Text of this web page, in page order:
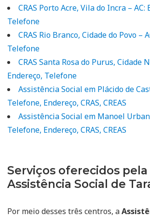
CRAS Porto Acre, Vila do Incra – AC:
Telefone
CRAS Rio Branco, Cidade do Povo –
Telefone
CRAS Santa Rosa do Purus, Cidade
Endereço, Telefone
Assistência Social em Plácido de
Telefone, Endereço, CRAS, CREAS
Assistência Social em Manoel
Telefone, Endereço, CRAS, CREAS
Serviços oferecidos pela
Assistência Social de
Por meio desses três centros, a